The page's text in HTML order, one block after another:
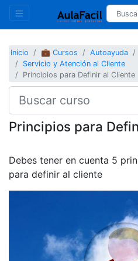
Inicio 💼 Cursos Autoayuda
Servicio y Atención al Cliente
Principios para Definir al Cliente
Principios para
Debes tener en cuenta 5
para definir al cliente